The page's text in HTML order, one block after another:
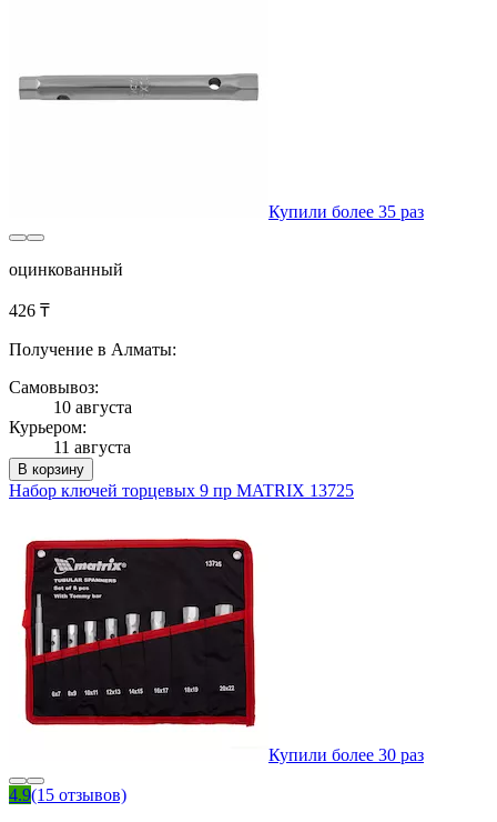
Купили более 35 раз
оцинкованный
426 ₸
Получение в Алматы:
Самовывоз:
10 августа
Курьером:
11 августа
В корзину
Набор ключей торцевых 9 пр MATRIX 13725
Купили более 30 раз
4.9(15 отзывов)